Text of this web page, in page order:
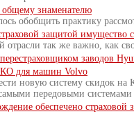
общему знаменателю
обобщить практику
защитой имущество
отрасли так же важно, как
заводов
для машин Volvo
новую систему скидок
передовыми системами
обеспечено